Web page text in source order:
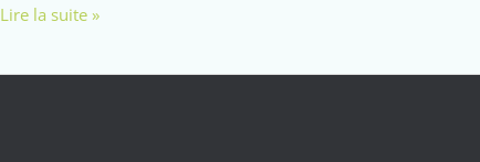
Quelle
Lire la suite »